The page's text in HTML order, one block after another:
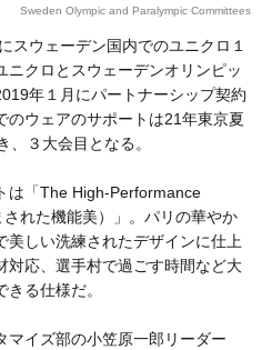
Sweden Olympic and Paralympic Committees
ウェーデン国内でのユニクロ１
クロとスウェーデンオリンピッ
年１月にパートナーシップ契約
のウェアのサポートは21年東京夏
３大会目となる。
は「The High-Performance
れた機能美）」。パリの華やか
美しい洗練されたデザインに仕上
対応、選手村で過ごす時間など大
る仕様だ。
イズ部の小笠原一郎リーダー